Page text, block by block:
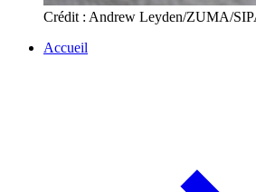
Crédit : Andrew Leyden/ZUMA/
Accueil